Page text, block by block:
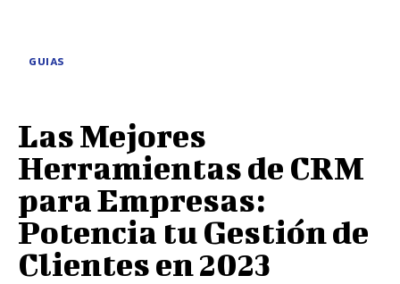
GUIAS
Las Mejores
Herramientas de CRM
para Empresas:
Potencia tu Gestión de
Clientes en 2023